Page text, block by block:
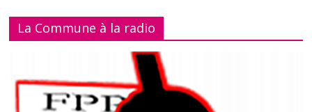
La Commune à la radio